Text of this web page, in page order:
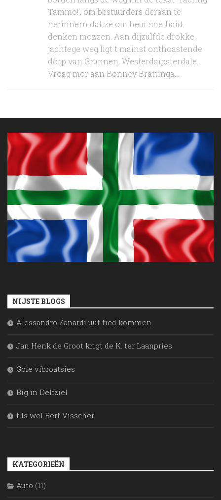
Tammo!’, om bestuurders deraan te
herinnern dat ze om heur snelhaid
denken mozzen. Aan dijzulfde drokke,
jachtege weg ligt t mainst onthoastende
dörp van Grunnen, Westerdaipsterdale.
Vroag mor aan Bonney Brattinga,...
NIJSTE BLOGS
Alessandro Zanardi uut tied kommen
Jan Henk de Groot krigt de K. ter Laanpries
Goie vibroatsies
Big in Delfziel
t Is wel Bert Visscher
KATEGORIEËN
Auto (11)